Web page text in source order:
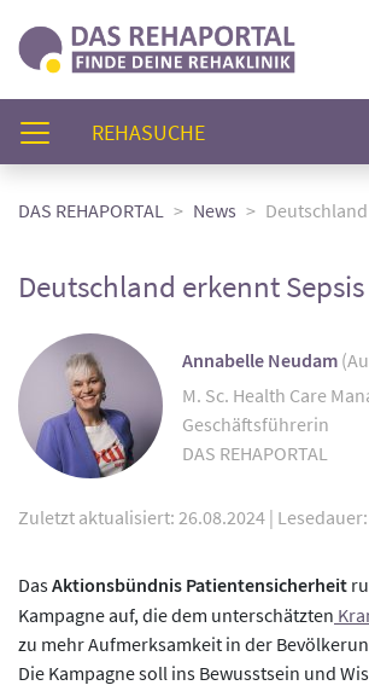
REHASUCHE(AKTUELL)
DAS REHAPORTAL News
Deutschland erkennt Sepsis
Annabelle Neudam
M. Sc. Health Care
Geschäftsführerin
DAS REHAPORTAL
Zuletzt aktualisiert: 26.08.2024 |
DasAktionsbündnis Patientensicherheit
Kampagne auf, die dem unterschätzten
zu mehr Aufmerksamkeit in der
Die Kampagne soll ins Bewusstsein und